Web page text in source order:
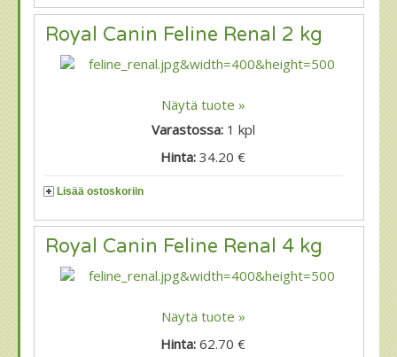
Royal Canin Feline Renal 2 kg
Näytä tuote »
Varastossa: 1 kpl
Hinta:34.20 €
Lisää ostoskoriin
Royal Canin Feline Renal 4 kg
Näytä tuote »
Hinta:62.70 €